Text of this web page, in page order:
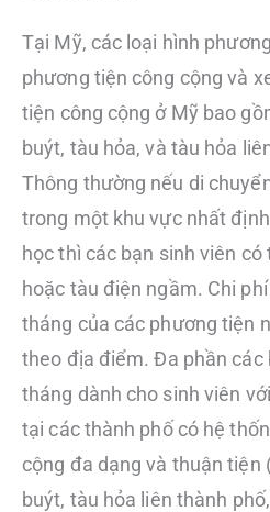
Tại Mỹ, các loại hình
phương tiện công cộng và
tiện công cộng ở Mỹ bao
buýt, tàu hỏa, và tàu hỏa
Thông thường nếu di
trong một khu vực nhất
học thì các bạn sinh viên
hoặc tàu điện ngầm. Chi
tháng của các phương tiện
theo địa điểm. Đa phần các
tháng dành cho sinh viên
tại các thành phố có hệ
cộng đa dạng và thuận tiện
buýt, tàu hỏa liên thành